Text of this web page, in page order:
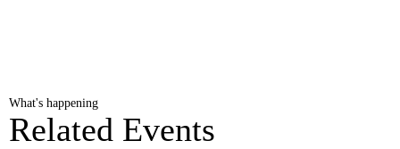
What's happening
Related Events